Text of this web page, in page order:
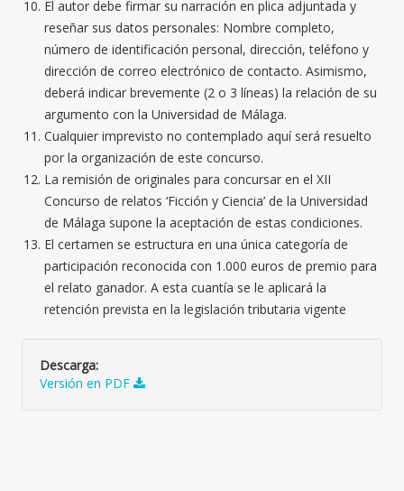
El autor debe firmar su narración en plica adjuntada y
reseñar sus datos personales: Nombre completo,
número de identificación personal, dirección, teléfono y
dirección de correo electrónico de contacto. Asimismo,
deberá indicar brevemente (2 o 3 líneas) la relación de su
argumento con la Universidad de Málaga.
Cualquier imprevisto no contemplado aquí será resuelto
por la organización de este concurso.
La remisión de originales para concursar en el XII
Concurso de relatos ‘Ficción y Ciencia’ de la Universidad
de Málaga supone la aceptación de estas condiciones.
El certamen se estructura en una única categoría de
participación reconocida con 1.000 euros de premio para
el relato ganador. A esta cuantía se le aplicará la
retención prevista en la legislación tributaria vigente
Descarga:
Versión en PDF